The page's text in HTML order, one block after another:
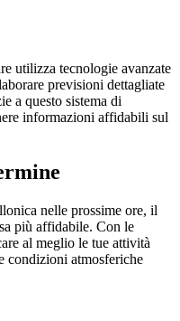
utilizza tecnologie avanzate
previsioni dettagliate
a questo sistema di
informazioni affidabili sul
nelle prossime ore, il
più affidabile. Con le
al meglio le tue attività
condizioni atmosferiche